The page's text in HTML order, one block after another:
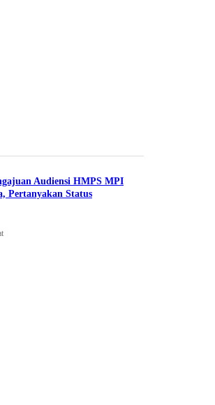
Audiensi HMPS MPI
Pertanyakan Status